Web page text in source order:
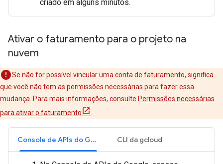
criado em alguns minutos.
Ativar o faturamento para o projeto na
nuvem
Se não for possível vincular uma conta de faturamento, significa
que você não tem as permissões necessárias para fazer essa
mudança. Para mais informações, consulte Permissões necessárias
para ativar o faturamento
Console de APIs do Google CLI da gcloud